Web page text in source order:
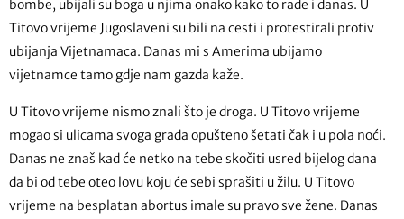
bombe, ubijali su boga u njima onako kako to rade i danas. U
Titovo vrijeme Jugoslaveni su bili na cesti i protestirali protiv
ubijanja Vijetnamaca. Danas mi s Amerima ubijamo
vijetnamce tamo gdje nam gazda kaže.
U Titovo vrijeme nismo znali što je droga. U Titovo vrijeme
mogao si ulicama svoga grada opušteno šetati čak i u pola noći.
Danas ne znaš kad će netko na tebe skočiti usred bijelog dana
da bi od tebe oteo lovu koju će sebi sprašiti u žilu. U Titovo
vrijeme na besplatan abortus imale su pravo sve žene. Danas